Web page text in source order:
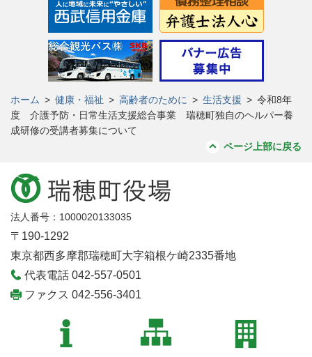
ホーム > 健康・福祉 > 高齢者のために > 生活支援 > 令和8年
度 介護予防・日常生活支援総合事業 瑞穂町独自のヘルパー養
成研修の受講者募集について
ページ上部に戻る
法人番号：1000020133035
〒190-1292
東京都西多摩郡瑞穂町大字箱根ケ崎2335番地
代表電話 042-557-0501
ファクス 042-556-3401